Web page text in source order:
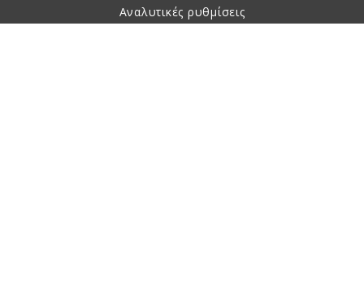
Αναλυτικές ρυθμίσεις